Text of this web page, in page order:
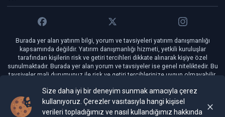
Burada yer alan yatırım bilgi, yorum ve tavsiyeleri yatırım danışmanlığı
kapsamında değildir. Yatırım danışmanlığı hizmeti, yetkili kuruluşlar
tarafından kişilerin risk ve getiri tercihleri dikkate alınarak kişiye özel
sunulmaktadır. Burada yer alan yorum ve tavsiyeler ise genel niteliktedir. Bu
tavsiyeler mali durumunuz ile risk ve getiri tercihlerinize uygun olmayabilir.
verilmesi beklentilerinize uygun sonuçlar doğurmayabilir.
Size daha iyi bir deneyim sunmak amacıyla çerez
kullanıyoruz. Çerezler vasıtasıyla hangi kişisel
verileri topladığımız ve nasıl kullandığımız hakkında